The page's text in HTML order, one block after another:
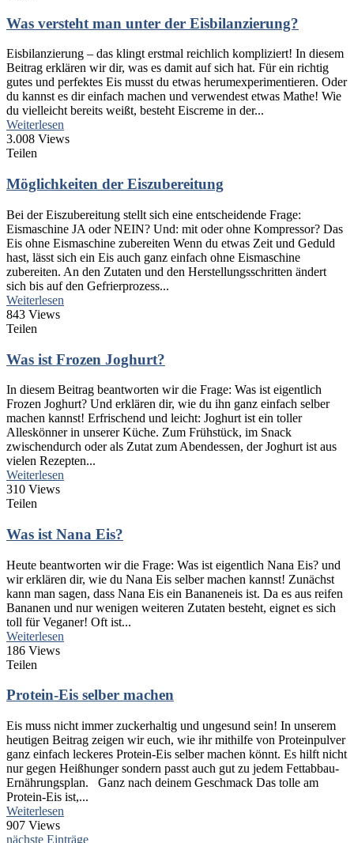
Was versteht man unter der Eisbilanzierung?
Eisbilanzierung – das klingt erstmal reichlich kompliziert! In diesem
Beitrag erklären wir dir, was es damit auf sich hat. Für ein richtig
gutes und perfektes Eis musst du etwas herumexperimentieren. Oder
du kannst es dir einfach machen und verwendest etwas Mathe! Wie
du vielleicht bereits weißt, besteht Eiscreme in der...
Weiterlesen
3.008 Views
Teilen
Möglichkeiten der Eiszubereitung
Bei der Eiszubereitung stellt sich eine entscheidende Frage:
Eismaschine JA oder NEIN? Und: mit oder ohne Kompressor? Das
Eis ohne Eismaschine zubereiten Wenn du etwas Zeit und Geduld
hast, lässt sich ein Eis auch ganz einfach ohne Eismaschine
zubereiten. An den Zutaten und den Herstellungsschritten ändert
sich bis auf den Gefrierprozess...
Weiterlesen
843 Views
Teilen
Was ist Frozen Joghurt?
In diesem Beitrag beantworten wir die Frage: Was ist eigentlich
Frozen Joghurt? Und erklären dir, wie du ihn ganz einfach selber
machen kannst! Erfrischend und leicht: Joghurt ist ein toller
Alleskönner in unserer Küche. Zum Frühstück, im Snack
zwischendurch oder als Zutat zum Abendessen, der Joghurt ist aus
vielen Rezepten...
Weiterlesen
310 Views
Teilen
Was ist Nana Eis?
Heute beantworten wir die Frage: Was ist eigentlich Nana Eis? und
wir erklären dir, wie du Nana Eis selber machen kannst! Zunächst
kann man sagen, dass Nana Eis ein Bananeneis ist. Da es aus reifen
Bananen und nur wenigen weiteren Zutaten besteht, eignet es sich
toll für Veganer! Oft ist...
Weiterlesen
186 Views
Teilen
Protein-Eis selber machen
Eis muss nicht immer zuckerhaltig und ungesund sein! In unserem
heutigen Beitrag zeigen wir euch, wie ihr mithilfe von Proteinpulver
ganz einfach leckeres Protein-Eis selber machen könnt. Es hilft nicht
nur gegen Heißhunger sondern passt auch gut zu jedem Fettabbau-
Ernährungsplan. Ganz nach deinem Geschmack Das tolle am
Protein-Eis ist,...
Weiterlesen
907 Views
nächste Einträge